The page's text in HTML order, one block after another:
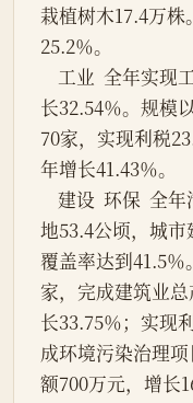
栽植树木17.4万
25.2％。
长32.54％。规模
70家，实现利税
年增长41.43％。
地53.4公顷，城市
覆盖率达到41.5
家，完成建筑业
长33.75％；实现
成环境污染治理
额700万元，增长